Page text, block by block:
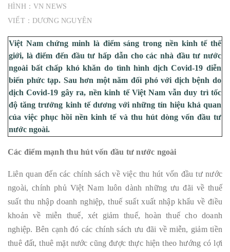
HÌNH：VN NEWS
VIẾT：DƯƠNG NGUYÊN
Việt Nam chứng minh là điểm sáng trong nền kinh tế thế
giới, là điểm đến đầu tư hấp dẫn cho các nhà đầu tư nước
ngoài bất chấp khó khăn do tình hình dịch Covid-19 diễn
biến phức tạp. Sau hơn một năm đối phó với dịch bệnh do
dịch Covid-19 gây ra, nền kinh tế Việt Nam vẫn duy trì tốc
độ tăng trưởng kinh tế dương với những tín hiệu khả quan
của việc phục hồi nền kinh tế và thu hút dòng vốn đầu tư
nước ngoài.
Các điểm mạnh thu hút vốn đầu tư nước ngoài
Liên quan đến các chính sách về việc thu hút vốn đầu tư nước
ngoài, chính phủ Việt Nam luôn dành những ưu đãi về thuế
suất thu nhập doanh nghiệp, thuế suất xuất nhập khẩu về điều
khoản về miễn thuế, xét giảm thuế, hoàn thuế cho doanh
nghiệp. Bên cạnh đó các chính sách ưu đãi về miễn, giảm tiền
thuê đất, thuê mặt nước cũng được thực hiện theo hướng có lợi